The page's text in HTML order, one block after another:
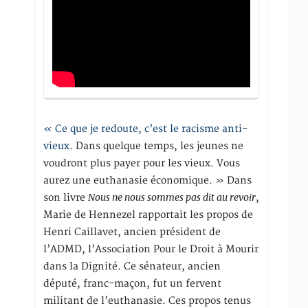
« Ce que je redoute, c’est le racisme anti-
vieux. Dans quelque temps, les jeunes ne
voudront plus payer pour les vieux. Vous
aurez une euthanasie économique. » Dans
son livreNous ne nous sommes pas dit au revoir,
Marie de Hennezel rapportait les propos de
Henri Caillavet, ancien président de
l’ADMD, l’Association Pour le Droit à Mourir
dans la Dignité. Ce sénateur, ancien
député, franc-maçon, fut un fervent
militant de l’euthanasie. Ces propos tenus